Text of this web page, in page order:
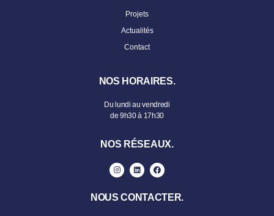
Projets
Actualités
Contact
NOS HORAIRES.
Du lundi au vendredi
de 9h30 à 17h30
NOS RÉSEAUX.
NOUS CONTACTER.